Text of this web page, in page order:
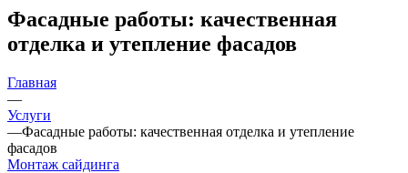
Фасадные работы: качественная
отделка и утепление фасадов
Главная
—
Услуги
—Фасадные работы: качественная отделка и утепление
фасадов
Монтаж сайдинга